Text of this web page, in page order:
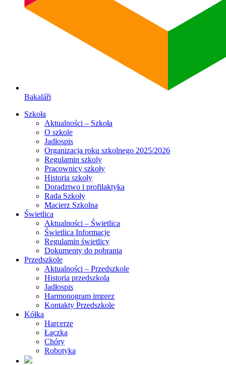
Bakaláři
Szkoła
Aktualności – Szkoła
O szkole
Jadłospis
Organizacja roku szkolnego 2025/2026
Regulamin szkoly
Pracownicy szkoły
Historia szkoły
Doradztwo i profilaktyka
Rada Szkoły
Macierz Szkolna
Świetlica
Aktualności – Świetlica
Świetlica Informacje
Regulamin świetlicy
Dokumenty do pobrania
Przedszkole
Aktualności – Przedszkole
Historia przedszkola
Jadłospis
Harmonogram imprez
Kontakty Przedszkole
Kółka
Harcerze
Łączka
Chóry
Robotyka